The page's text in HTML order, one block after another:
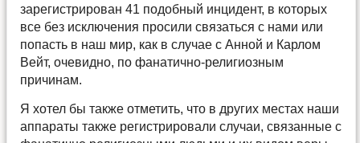
зарегистрирован 41 подобный инцидент, в которых
все без исключения просили связаться с нами или
попасть в наш мир, как в случае с Анной и Карлом
Вейт, очевидно, по фанатично-религиозным
причинам.
Я хотел бы также отметить, что в других местах наши
аппараты также регистрировали случаи, связанные с